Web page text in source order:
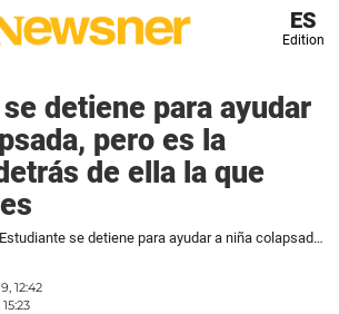
ES
Edition
detiene para ayudar
pero es la
de ella la que
Estudiante se detiene para ayudar a niña colapsada, pero es la corredora detrás de ella la que crea titulares
12:42